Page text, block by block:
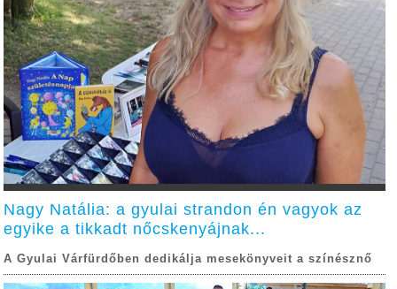
Nagy Natália: a gyulai strandon én vagyok az
egyike a tikkadt nőcskenyájnak...
A Gyulai Várfürdőben dedikálja mesekönyveit a színésznő